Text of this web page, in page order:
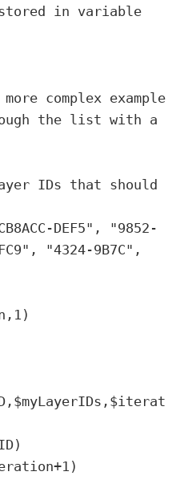
in variable
complex example
the list with a
IDs that should
DEF5", "9852-
"4324-9B7C",